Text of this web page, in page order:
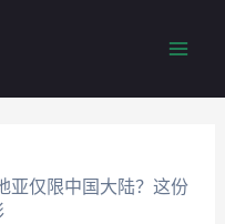
亚仅限中国大陆？这份